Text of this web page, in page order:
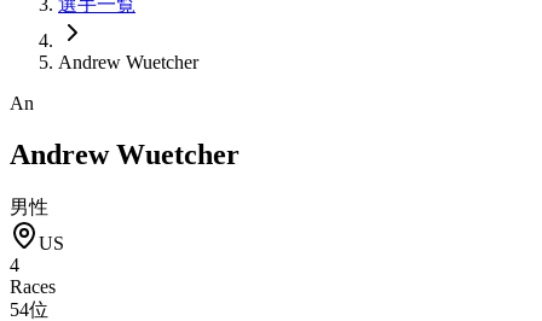
選手一覧
Andrew Wuetcher
An
Andrew Wuetcher
男性
US
4
Races
54位